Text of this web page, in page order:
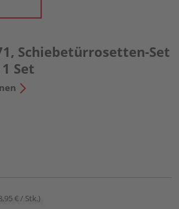
Schiebetürrosetten-Set
Set
€ / Stk.)